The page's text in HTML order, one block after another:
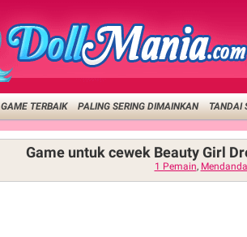
GAME TERBAIK PALING SERING DIMAINKAN TANDAI
Game untuk cewek Beauty Girl
1 Pemain,